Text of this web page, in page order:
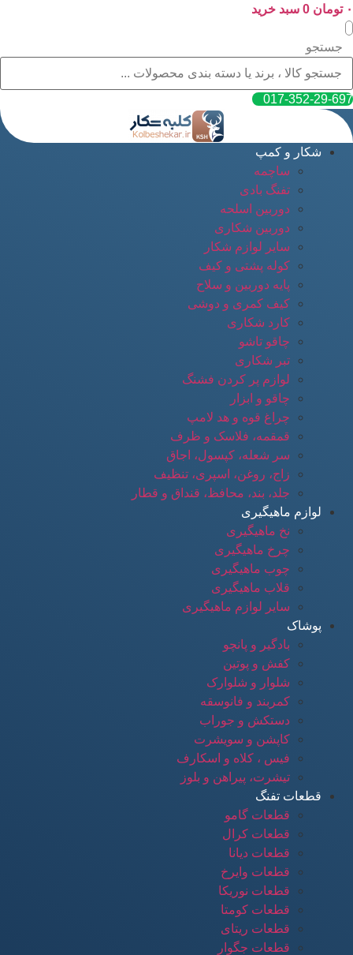
پرش
به
محتوا
۰ تومان 0 سبد خرید
جستجو
017-352-29-697
شکار و کمپ
ساچمه
تفنگ بادی
دوربین اسلحه
دوربین شکاری
سایر لوازم شکار
کوله پشتی و کیف
پایه دوربین و سلاح
کیف کمری و دوشی
کارد شکاری
چاقو تاشو
تبر شکاری
لوازم پر کردن فشنگ
چاقو و ابزار
چراغ قوه و هد لامپ
قمقمه، فلاسک و ظرف
سر شعله، کپسول، اجاق
زاج، روغن، اسپری، تنظیف
جلد، بند، محافظ، قنداق و قطار
لوازم ماهیگیری
نخ ماهیگیری
چرخ ماهیگیری
چوب ماهیگیری
قلاب ماهیگیری
سایر لوازم ماهیگیری
پوشاک
بادگیر و پانچو
کفش و پوتین
شلوار و شلوارک
کمربند و فانوسقه
دستکش و جوراب
کاپشن و سویشرت
فیس ، کلاه و اسکارف
تیشرت، پیراهن و بلوز
قطعات تفنگ
قطعات گامو
قطعات کرال
قطعات دیانا
قطعات وایرخ
قطعات نوریکا
قطعات کومتا
قطعات ریتای
قطعات جگوار